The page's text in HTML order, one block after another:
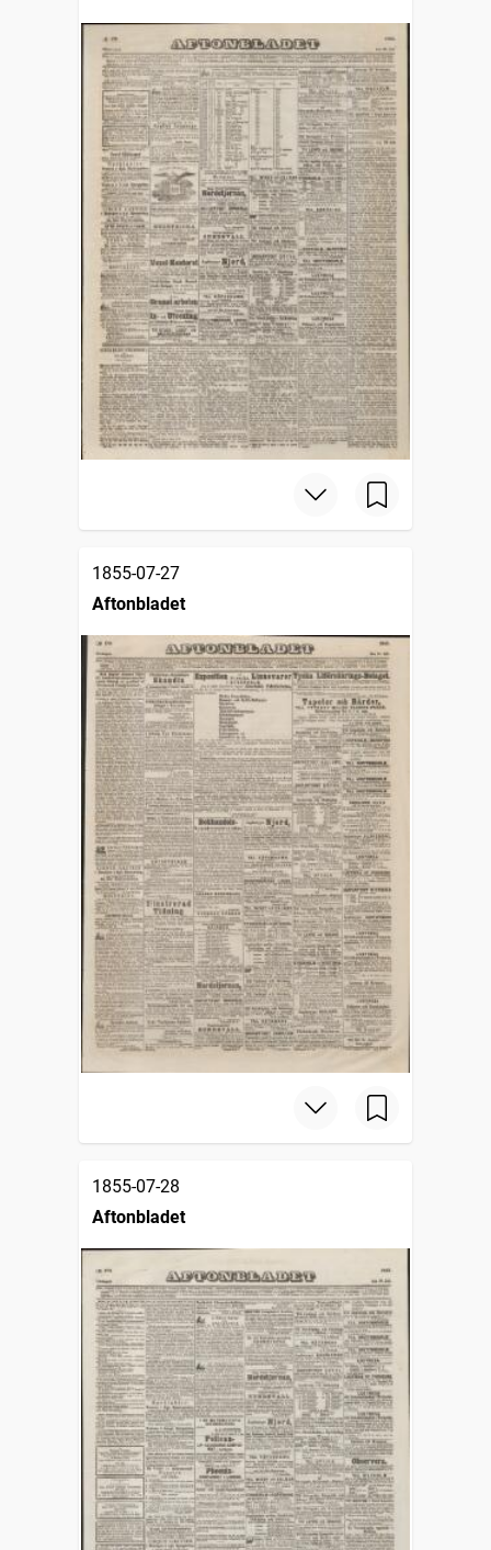
1855-07-27
Aftonbladet
1855-07-28
Aftonbladet